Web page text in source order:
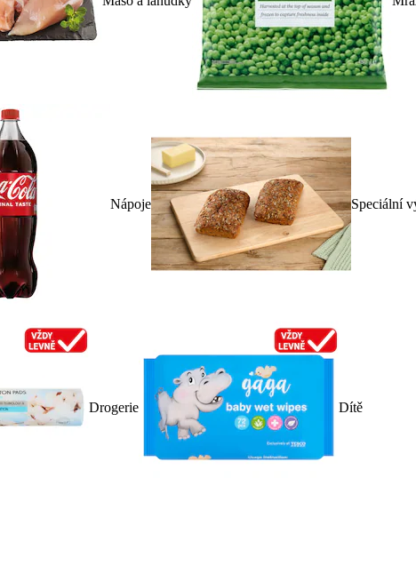
Nápoje Speciální
Drogerie Dítě